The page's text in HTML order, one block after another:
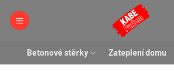
Betonové stěrky Zateplení domu